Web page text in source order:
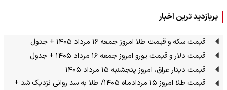
پربازدید ترین اخبار
قیمت سکه و قیمت طلا امروز جمعه ۱۶ مرداد ۱۴۰۵ + جدول
قیمت دلار و قیمت یورو امروز جمعه ۱۶ مرداد ۱۴۰۵ + جدول
قیمت دینار عراق، امروز پنجشنبه ۱۵ مرداد ۱۴۰۵
قیمت طلا امروز ۱۵ مردادماه ۱۴۰۵/ طلا به سد روانی نزدیک شد +